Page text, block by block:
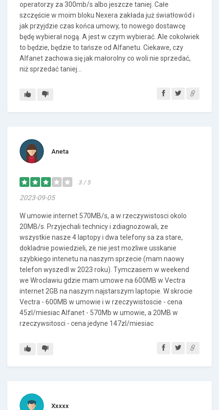
operatorzy za 300mb/s albo jeszcze taniej. Całe
szczęście w moim bloku Nexera zakłada już światłowód i
jak przyjdzie czas końca umowy, to nowego dostawcę
będę wybierał nogą. A jest w czym wybierać. Ale cokolwiek
to będzie, będzie to tańsze od Alfanetu. Ciekawe, czy
Alfanet zachowa się jak małorolny co woli nie sprzedać,
niż sprzedać taniej...
Aneta
3 / 5
2023-09-05
W umowie internet 570MB/s, a w rzeczywistosci okolo
20MB/s. Przyjechali technicy i zdiagnozowali, ze
wszystkie nasze 4 laptopy i dwa telefony sa za stare,
dokladnie powiedzieli, ze nie jest mozliwe usskanie
szybkiego intenetu na naszym sprzecie (mam naowy
telefon wyszedl w 2023 roku). Tymczasem w weekend
we Wroclawiu gdzie mam umowe na 600MB w Vectra
internet 2GB na naszym najstarszym laptopie. W skrocie
Vectra - 600MB w umowie i w rzeczywistoscie - cena
45zl/miesiac Alfanet - 570Mb w umowie, a 20MB w
rzeczywsitosci - cena jedyne 147zl/miesiac
Xxxxx